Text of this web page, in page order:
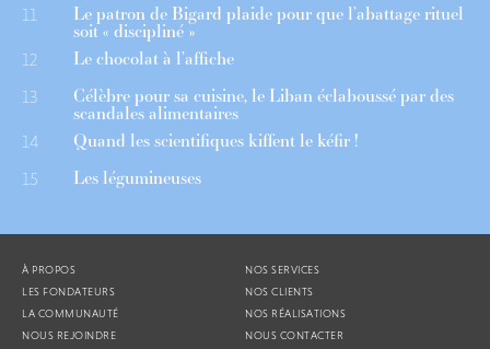
11 Le patron de Bigard plaide pour que l’abattage rituel
soit « discipliné »
12 Le chocolat à l’affiche
13 Célèbre pour sa cuisine, le Liban éclaboussé par des
scandales alimentaires
14 Quand les scientifiques kiffent le kéfir !
15 Les légumineuses
À PROPOS
LES FONDATEURS
LA COMMUNAUTÉ
NOUS REJOINDRE
NOS SERVICES
NOS CLIENTS
NOS RÉALISATIONS
NOUS CONTACTER